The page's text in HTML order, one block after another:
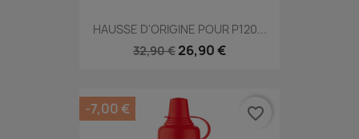
HAUSSE D'ORIGINE POUR P120...
32,90 € 26,90 €
-7,00 € favorite_border